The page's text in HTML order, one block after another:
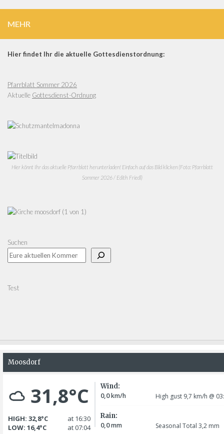
MEHR
Hier findet Ihr die aktuelle Gottesdienstordnung:
Pfarrblatt Sommer 2026
Aktuelle Gottesdienst-Ordnung
Hier könnt Ihr das aktuelle Pfarrblatt herunterladen! Einfach auf das Bild klicken (Foto: Pfarrblatt
Sommer 2026 / Edith Friedl)
Suchen
Test